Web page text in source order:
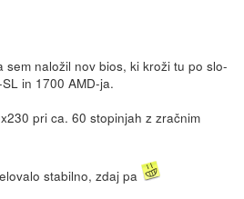
sem naložil nov bios, ki kroži tu po slo-
in 1700 AMD-ja.
pri ca. 60 stopinjah z zračnim
stabilno, zdaj pa